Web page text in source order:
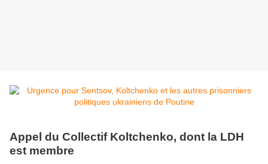
Appel du Collectif Koltchenko, dont la LDH
est membre